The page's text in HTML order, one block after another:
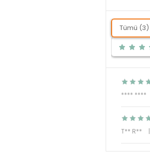
Tümü (3)
**** ****
T** R**
|